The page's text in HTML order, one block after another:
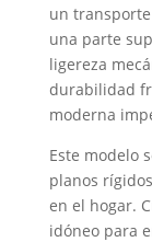
un
una parte
ligereza
durabilidad
moderna
Este modelo
planos
en el hogar.
idóneo para